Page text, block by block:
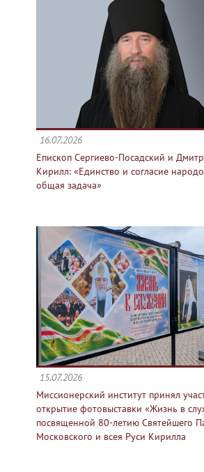
16.07.2026
Епископ Сергиево-Посадский и
Кирилл: «Единство и согласие
общая задача»
15.07.2026
Миссионерский институт принял
открытие фотовыставки «Жизнь в
посвященной 80-летию Святейшего
Московского и всея Руси Кирилла